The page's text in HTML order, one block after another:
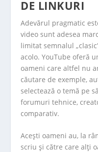
DE LINKURI
Adevărul pragmatic
video sunt adesea
limitat semnalul
acolo. YouTube oferă
oameni care altfel nu
căutare de exemple,
selectează o temă pe
forumuri tehnice,
comparativ.
Acești oameni au, la
scriu și către care alți